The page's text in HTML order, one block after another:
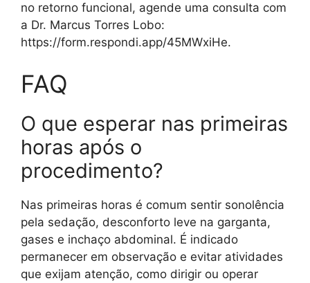
no retorno funcional, agende uma consulta com
a Dr. Marcus Torres Lobo:
https://form.respondi.app/45MWxiHe.
FAQ
O que esperar nas primeiras
horas após o
procedimento?
Nas primeiras horas é comum sentir sonolência
pela sedação, desconforto leve na garganta,
gases e inchaço abdominal. É indicado
permanecer em observação e evitar atividades
que exijam atenção, como dirigir ou operar